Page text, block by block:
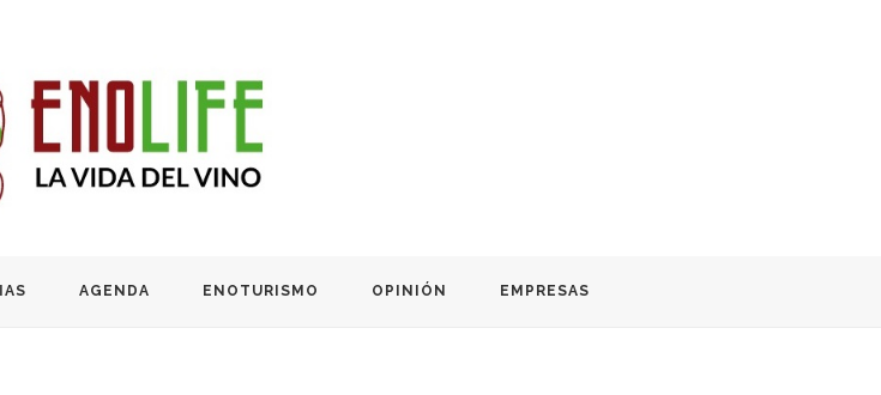
AGENDA ENOTURISMO OPINIÓN EMPRESAS